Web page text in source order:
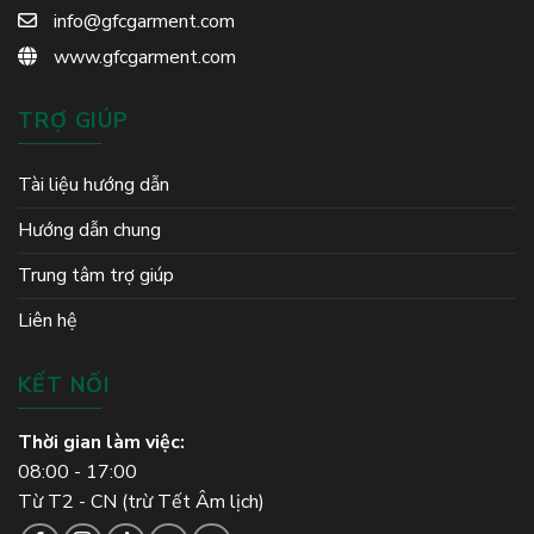
info@gfcgarment.com
www.gfcgarment.com
TRỢ GIÚP
Tài liệu hướng dẫn
Hướng dẫn chung
Trung tâm trợ giúp
Liên hệ
KẾT NỐI
Thời gian làm việc:
08:00 - 17:00
Từ T2 - CN (trừ Tết Âm lịch)